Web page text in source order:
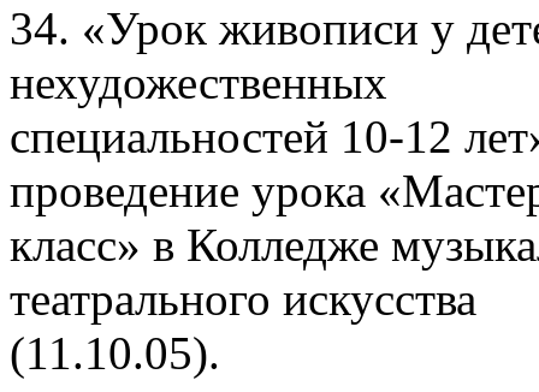
34. «Урок живописи у
нехудожественных
специальностей 10-12
проведение урока
класс» в Колледже
театрального искусства
(11.10.05).